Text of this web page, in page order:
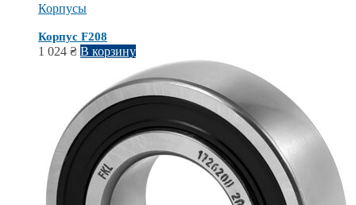
Корпусы
Корпус F208
1 024 ₴ В корзину